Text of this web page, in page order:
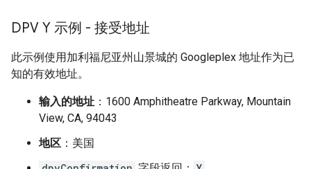
DPV Y 示例 - 接受地址
此示例使用加利福尼亚州山景城的 Googleplex 地址作为已
知的有效地址。
输入的地址 ：1600 Amphitheatre Parkway, Mountain
View, CA, 94043
地区 ：美国